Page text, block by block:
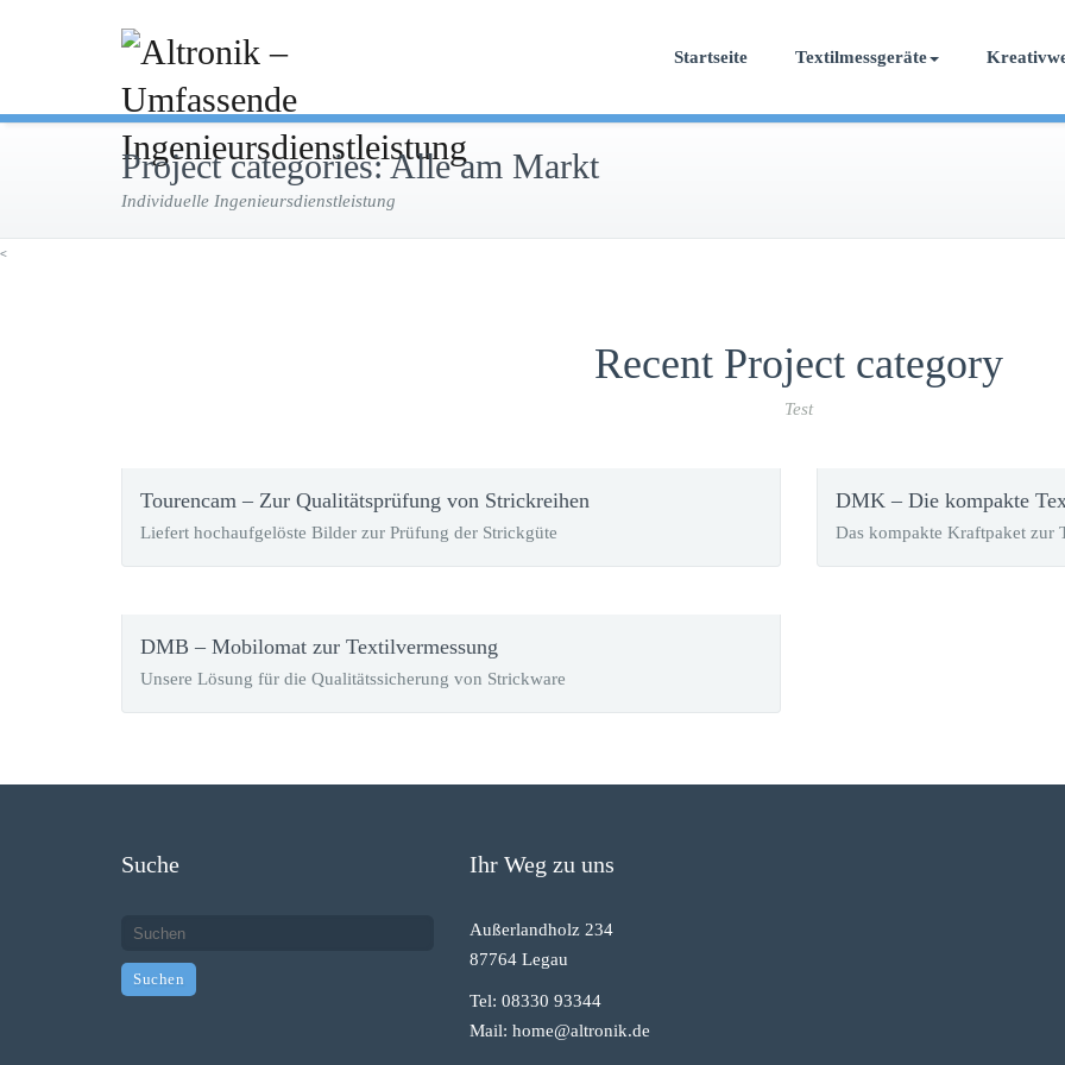
Startseite Textilmessgeräte
Project categories:Alle am Markt
Individuelle Ingenieursdienstleistung
<
Recent Project category
Test
Tourencam – Zur Qualitätsprüfung von Strickreihen
Liefert hochaufgelöste Bilder zur Prüfung der Strickgüte
DMK – Die kompakte
Das kompakte Kraftpaket zur
DMB – Mobilomat zur Textilvermessung
Unsere Lösung für die Qualitätssicherung von Strickware
Suche Ihr Weg zu uns
Außerlandholz 234
87764 Legau
Tel: 08330 93344
Mail: home@altronik.de